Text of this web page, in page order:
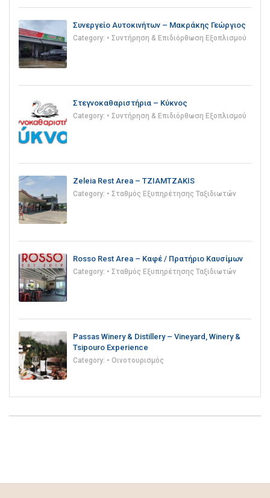
Συνεργείο Αυτοκινήτων – Μακράκης Γεώργιος
Category: • Συντήρηση & Επιδιόρθωση Εξοπλισμού
Στεγνοκαθαριστήρια – Κύκνος
Category: • Συντήρηση & Επιδιόρθωση Εξοπλισμού
Zeleia Rest Area – TZIAMTZAKIS
Category: • Σταθμός Εξυπηρέτησης Ταξιδιωτών
Rosso Rest Area – Καφέ / Πρατήριο Καυσίμων
Category: • Σταθμός Εξυπηρέτησης Ταξιδιωτών
Passas Winery & Distillery – Vineyard, Winery &
Tsipouro Experience
Category: • Οινοτουρισμός